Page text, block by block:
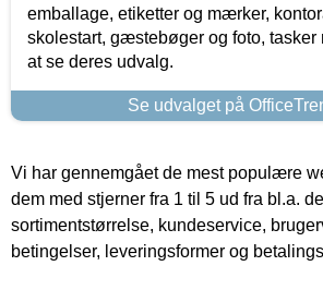
emballage, etiketter og mærker,
skolestart, gæstebøger og foto, tasker
at se deres udvalg.
Se udvalget på
Vi har gennemgået de mest populære
dem med stjerner fra 1 til 5 ud fra bl.a.
sortimentstørrelse, kundeservice,
betingelser, leveringsformer og